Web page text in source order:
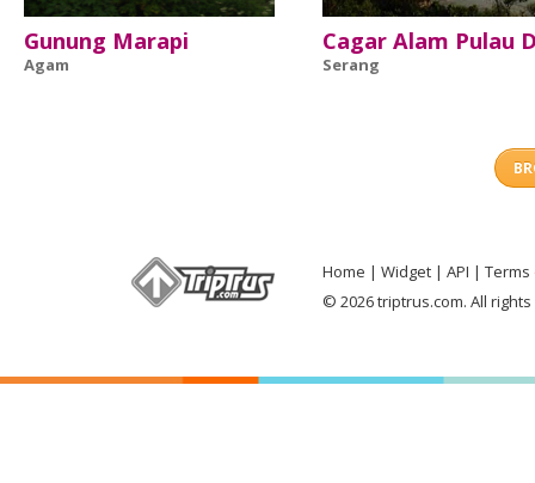
Gunung Marapi
Agam
Cagar Alam Pulau
Serang
Home Widget API
Terms
© 2026 triptrus.com. All